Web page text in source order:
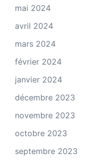
mai 2024
avril 2024
mars 2024
février 2024
janvier 2024
décembre 2023
novembre 2023
octobre 2023
septembre 2023